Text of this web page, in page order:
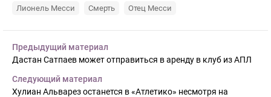
Лионель Месси Смерть Отец Месси
Предыдущий материал
Дастан Сатпаев может отправиться в аренду в клуб из АПЛ
Следующий материал
Хулиан Альварез останется в «Атлетико» несмотря на